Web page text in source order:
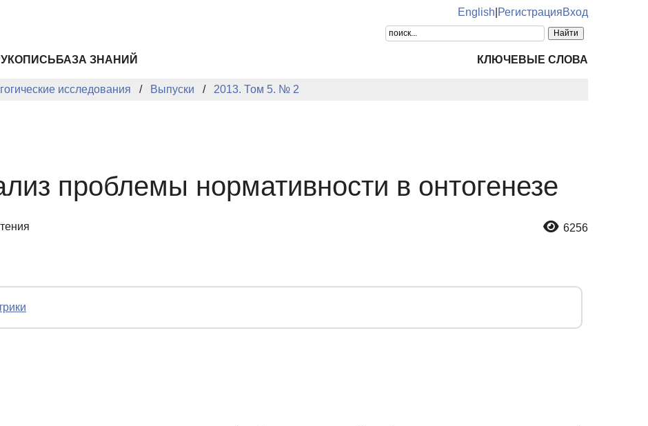
English РегистрацияВход
БАЗА ЗНАНИЙ КЛЮЧЕВЫЕ СЛОВА
исследования Выпуски 2013. Том 5. № 2
проблемы нормативности в онтогенезе
6256